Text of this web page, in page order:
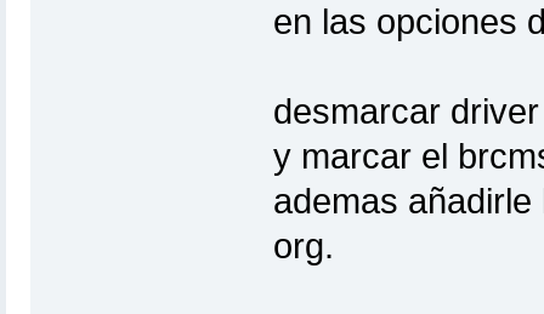
en las opciones
desmarcar
y marcar el
ademas
org.